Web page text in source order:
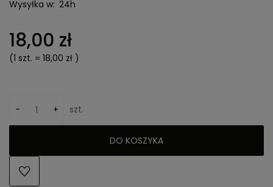
Wysyłka w: 24h
18,00 zł
(1 szt. = 18,00 zł )
- + szt.
DO KOSZYKA